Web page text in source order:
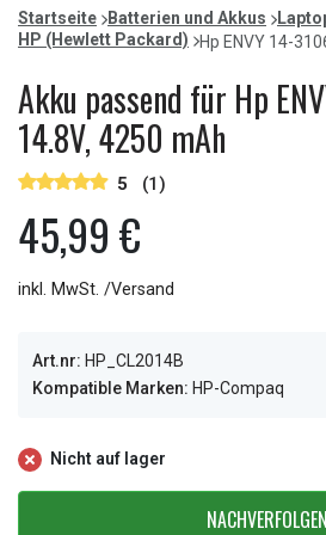
01
of
2
Startseite Batterien und Akkus
HP (Hewlett Packard)
Hp ENVY 14-
Akku passend für Hp
14.8V, 4250 mAh
5 (1)
45,99 €
inkl. MwSt. /Versand
Art.nr: HP_CL2014B
Kompatible Marken: HP-Compaq
Nicht auf lager
NACHVERFOLGEN